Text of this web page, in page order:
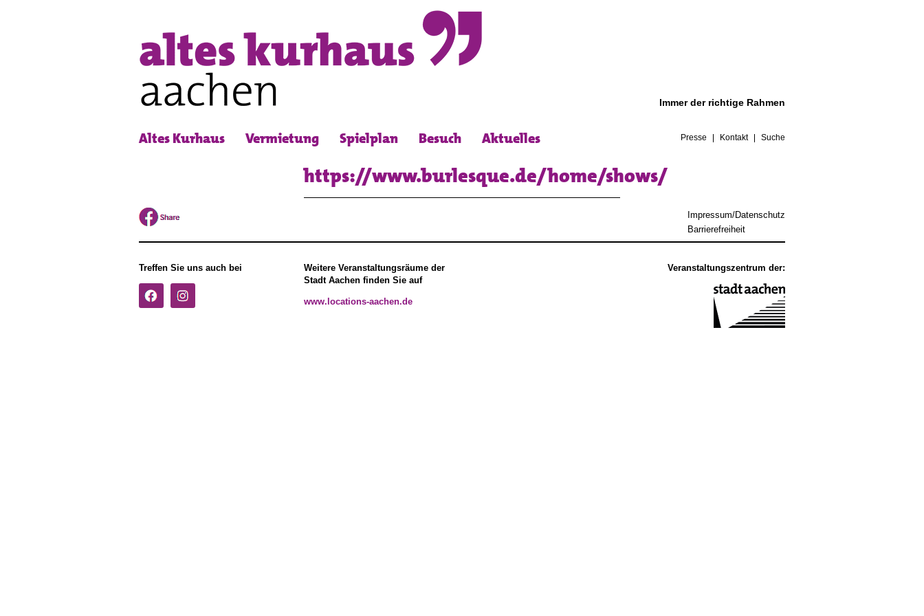
Immer der richtige Rahmen
Altes Kurhaus Vermietung Spielplan Besuch Aktuelles Presse Kontakt Suche
https://www.burlesque.de/home/shows/
Impressum/Datenschutz
Barrierefreiheit
Treffen Sie uns auch bei
Weitere Veranstaltungsräume der
Stadt Aachen finden Sie auf
www.locations-aachen.de
Veranstaltungszentrum der: